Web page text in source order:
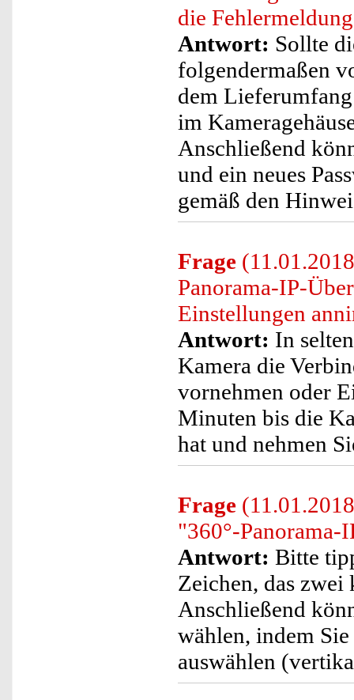
die
Antwort: Sollte
folgendermaßen
dem
im
Anschließend
und ein neues
gemäß den
Frage
Panorama-IP-
Einstellungen
Antwort: In
Kamera die
vornehmen oder
Minuten bis die
hat und nehmen
Frage
"360°-Panorama-
Antwort: Bitte
Zeichen, das
Anschließend
wählen, indem
auswählen